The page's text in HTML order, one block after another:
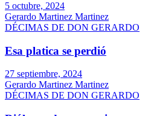
5 octubre, 2024
Gerardo Martinez Martinez
DÉCIMAS DE DON GERARDO
Esa platica se perdió
27 septiembre, 2024
Gerardo Martinez Martinez
DÉCIMAS DE DON GERARDO